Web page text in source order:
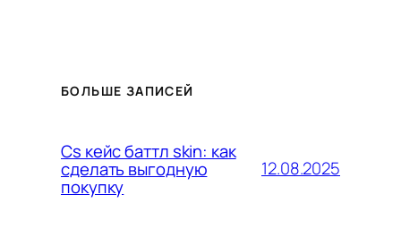
БОЛЬШЕ ЗАПИСЕЙ
Cs кейс баттл skin: как
сделать выгодную
покупку
12.08.2025